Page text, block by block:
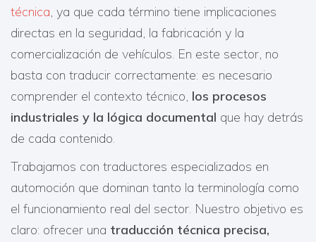
técnica, ya que cada término tiene implicaciones
directas en la seguridad, la fabricación y la
comercialización de vehículos. En este sector, no
basta con traducir correctamente: es necesario
comprender el contexto técnico, los procesos
industriales y la lógica documental que hay detrás
de cada contenido.
Trabajamos con traductores especializados en
automoción que dominan tanto la terminología como
el funcionamiento real del sector. Nuestro objetivo es
claro: ofrecer una traducción técnica precisa,